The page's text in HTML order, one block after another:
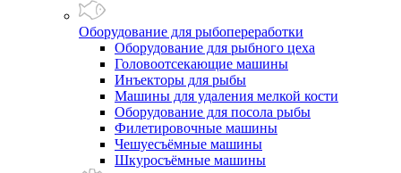
Оборудование для рыбопереработки
Оборудование для рыбного цеха
Головоотсекающие машины
Инъекторы для рыбы
Машины для удаления мелкой кости
Оборудование для посола рыбы
Филетировочные машины
Чешуесъёмные машины
Шкуросъёмные машины